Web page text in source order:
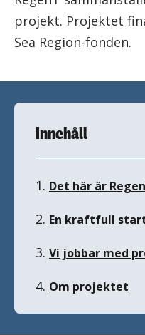
projekt. Projektet
Sea Region-fonden.
Innehåll
1. Det här är
2. En kraftfull
3. Vi jobbar med
4. Om projektet